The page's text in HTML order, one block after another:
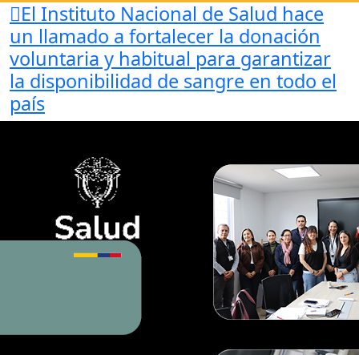
El Instituto Nacional de Salud hace
un llamado a fortalecer la donación
voluntaria y habitual para garantizar
la disponibilidad de sangre en todo el
país